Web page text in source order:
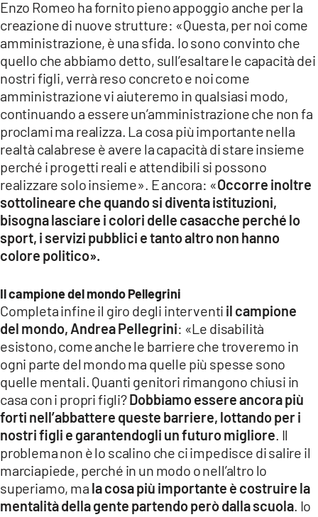
Enzo Romeo ha fornito pieno appoggio anche per la
creazione di nuove strutture: «Questa, per noi come
amministrazione, è una sfida. Io sono convinto che
quello che abbiamo detto, sull’esaltare le capacità dei
nostri figli, verrà reso concreto e noi come
amministrazione vi aiuteremo in qualsiasi modo,
continuando a essere un’amministrazione che non fa
proclami ma realizza. La cosa più importante nella
realtà calabrese è avere la capacità di stare insieme
perché i progetti reali e attendibili si possono
realizzare solo insieme». E ancora: «Occorre inoltre
sottolineare che quando si diventa istituzioni,
bisogna lasciare i colori delle casacche perché lo
sport, i servizi pubblici e tanto altro non hanno
colore politico».
Il campione del mondo Pellegrini
Completa infine il giro degli interventi il campione
del mondo, Andrea Pellegrini: «Le disabilità
esistono, come anche le barriere che troveremo in
ogni parte del mondo ma quelle più spesse sono
quelle mentali. Quanti genitori rimangono chiusi in
casa con i propri figli?Dobbiamo essere ancora più
forti nell’abbattere queste barriere, lottando per i
nostri figli e garantendogli un futuro migliore . Il
problema non è lo scalino che ci impedisce di salire il
marciapiede, perché in un modo o nell’altro lo
superiamo, ma la cosa più importante è costruire la
mentalità della gente partendo però dalla scuola . Io